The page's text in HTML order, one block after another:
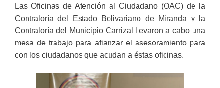
Las Oficinas de Atención al Ciudadano (OAC) de la
Contraloría del Estado Bolivariano de Miranda y la
Contraloría del Municipio Carrizal llevaron a cabo una
mesa de trabajo para afianzar el asesoramiento para
con los ciudadanos que acudan a éstas oficinas.